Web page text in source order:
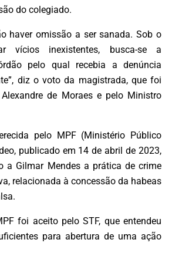
do colegiado.
haver omissão a ser sanada. Sob o
vícios inexistentes, busca-se a
pelo qual recebia a denúncia
diz o voto da magistrada, que foi
de Moraes e pelo Ministro
pelo MPF (Ministério Público
publicado em 14 de abril de 2023,
a Gilmar Mendes a prática de crime
relacionada à concessão da habeas
foi aceito pelo STF, que entendeu
para abertura de uma ação